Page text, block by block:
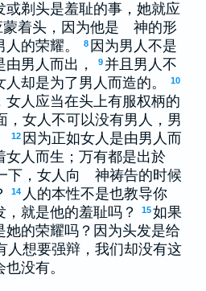
或剃头是羞耻的事，她就应
蒙着头，因为他是 神的形
的荣耀。
8 因为男人不是
男人而出，
9 并且男人不
却是为了男人而造的。
10
女人应当在头上有服权柄的
，女人不可以没有男人，男
12 因为正如女人是由男人而
女人而生；万有都是出於
下，女人向 神祷告的时候
14 人的本性不是也教导你
就是他的羞耻吗？
15如果
她的荣耀吗？因为头发是给
人想要强辩，我们却没有这
没有。